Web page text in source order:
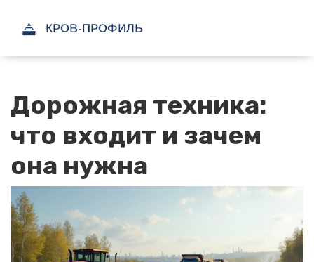
Дорожная техника:
что входит и зачем
она нужна